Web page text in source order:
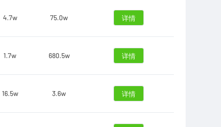
4.7w 75.0w 详情
1.7w 680.5w 详情
16.5w 3.6w 详情